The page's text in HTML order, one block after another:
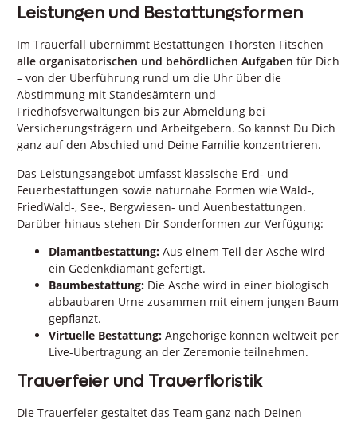
Leistungen und Bestattungsformen
Im Trauerfall übernimmt Bestattungen Thorsten Fitschen
alle organisatorischen und behördlichen Aufgaben für Dich
– von der Überführung rund um die Uhr über die
Abstimmung mit Standesämtern und
Friedhofsverwaltungen bis zur Abmeldung bei
Versicherungsträgern und Arbeitgebern. So kannst Du Dich
ganz auf den Abschied und Deine Familie konzentrieren.
Das Leistungsangebot umfasst klassische Erd- und
Feuerbestattungen sowie naturnahe Formen wie Wald-,
FriedWald-, See-, Bergwiesen- und Auenbestattungen.
Darüber hinaus stehen Dir Sonderformen zur Verfügung:
Diamantbestattung: Aus einem Teil der Asche wird
ein Gedenkdiamant gefertigt.
Baumbestattung: Die Asche wird in einer biologisch
abbaubaren Urne zusammen mit einem jungen Baum
gepflanzt.
Virtuelle Bestattung: Angehörige können weltweit per
Live-Übertragung an der Zeremonie teilnehmen.
Trauerfeier und Trauerfloristik
Die Trauerfeier gestaltet das Team ganz nach Deinen